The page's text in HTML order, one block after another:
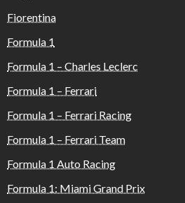
Fiorentina
Formula 1
Formula 1 – Charles Leclerc
Formula 1 – Ferrari
Formula 1 – Ferrari Racing
Formula 1 – Ferrari Team
Formula 1 Auto Racing
Formula 1: Miami Grand Prix